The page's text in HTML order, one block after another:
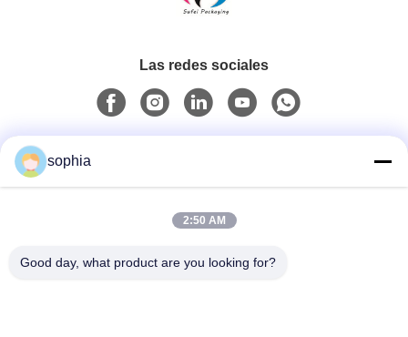
Las redes sociales
0086-13128969971
sophia
2:50 AM
Good day, what product are you looking for?